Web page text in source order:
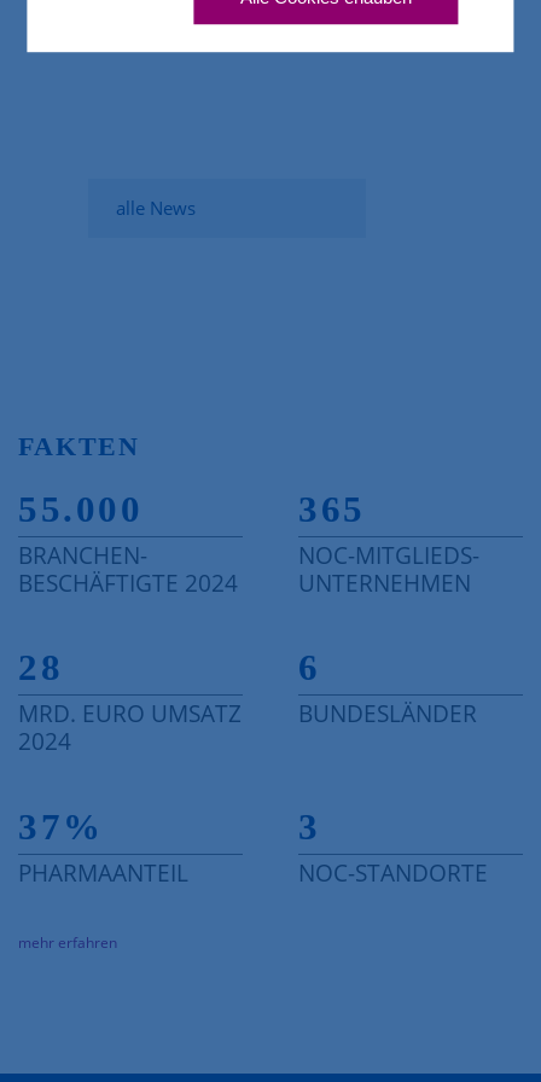
alle News
FAKTEN
55.000
BRANCHEN-
BESCHÄFTIGTE 2024
365
NOC-MITGLIEDS-
UNTERNEHMEN
28
MRD. EURO UMSATZ
2024
6
BUNDESLÄNDER
37%
PHARMAANTEIL
3
NOC-STANDORTE
mehr erfahren